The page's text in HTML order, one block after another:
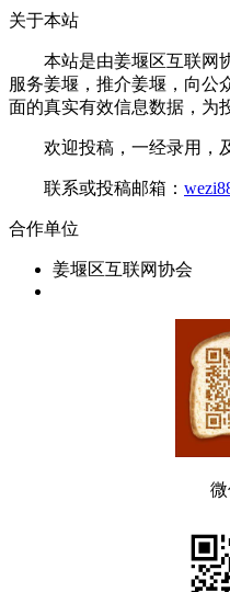
关于本站
本站是由姜堰区互联网协
服务姜堰，推介姜堰，向公
面的真实有效信息数据，为
欢迎投稿，一经录用，及
联系或投稿邮箱：
合作单位
姜堰区互联网协会